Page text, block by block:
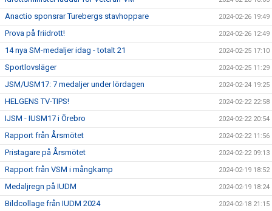
Anactio sponsrar Turebergs stavhoppare 2024-02-26 19:49
Prova på friidrott! 2024-02-26 12:49
14 nya SM-medaljer idag - totalt 21 2024-02-25 17:10
Sportlovsläger 2024-02-25 11:29
JSM/USM17: 7 medaljer under lördagen 2024-02-24 19:25
HELGENS TV-TIPS! 2024-02-22 22:58
IJSM - IUSM17 i Örebro 2024-02-22 20:54
Rapport från Årsmötet 2024-02-22 11:56
Pristagare på Årsmötet 2024-02-22 09:13
Rapport från VSM i mångkamp 2024-02-19 18:52
Medaljregn på IUDM 2024-02-19 18:24
Bildcollage från IUDM 2024 2024-02-18 21:15